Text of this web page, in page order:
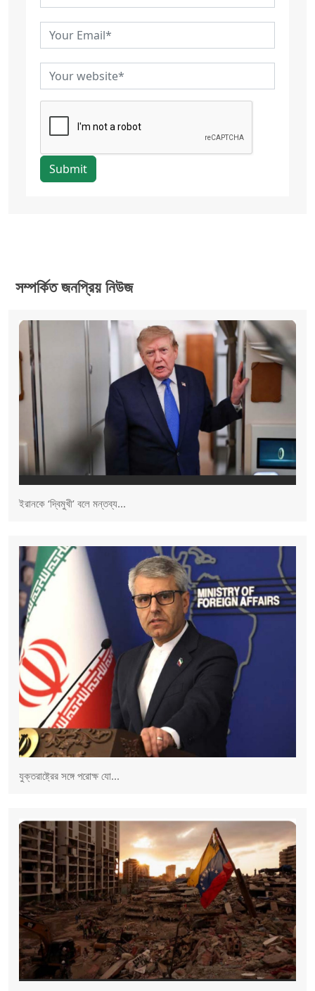
Submit
সম্পর্কিত জনপ্রিয় নিউজ
ইরানকে ‘দ্বিমুখী’ বলে মন্তব্য...
যুক্তরাষ্ট্রের সঙ্গে পরোক্ষ যো...